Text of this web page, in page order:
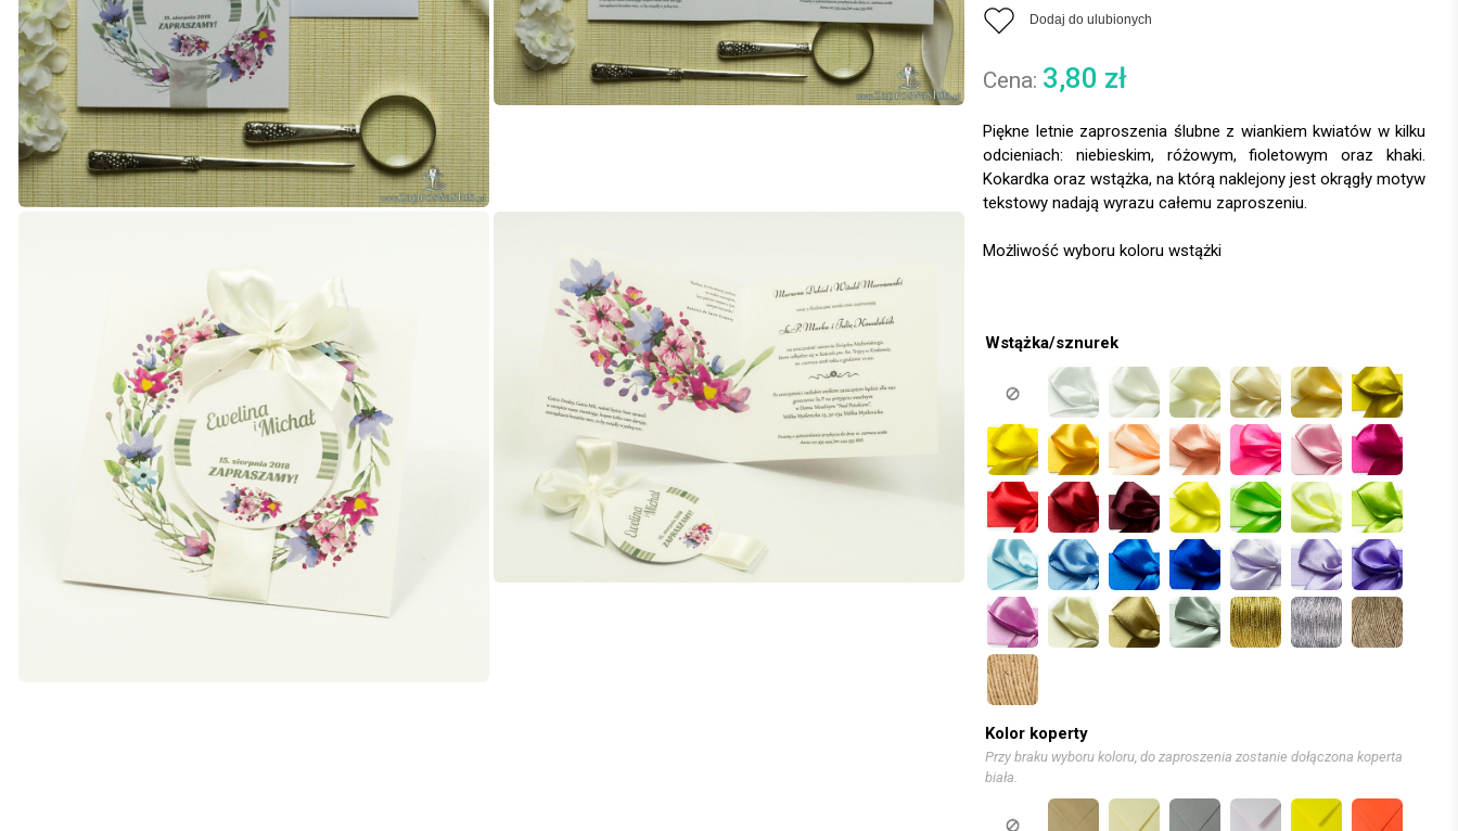
Dodaj do ulubionych
3,80 zł
Piękne letnie zaproszenia ślubne z wiankiem kwiatów w kilku
odcieniach: niebieskim, różowym, fioletowym oraz khaki.
Kokardka oraz wstążka, na którą naklejony jest okrągły motyw
tekstowy nadają wyrazu całemu zaproszeniu.
Wstążka/sznurek
Kolor koperty
Przy braku wyboru koloru, do zaproszenia zostanie dołączona koperta
biała.